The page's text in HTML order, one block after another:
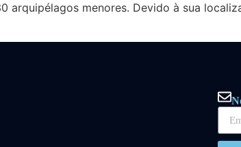
menores. Devido à sua